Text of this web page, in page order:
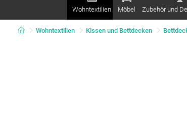
Wohntextilien Möbel Zubehör und
Wohntextilien Kissen und Bettdecken